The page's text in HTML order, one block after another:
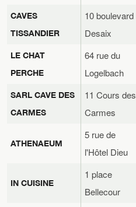
CAVES
TISSANDIER
10 boulevard
Desaix
LE CHAT
PERCHE
64 rue du
Logelbach
SARL CAVE DES
CARMES
11 Cours des
Carmes
ATHENAEUM
5 rue de
l'Hôtel Dieu
IN CUISINE
1 place
Bellecour